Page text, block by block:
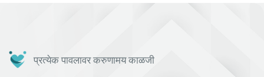
प्रत्येक पावलावर करुणामय काळजी